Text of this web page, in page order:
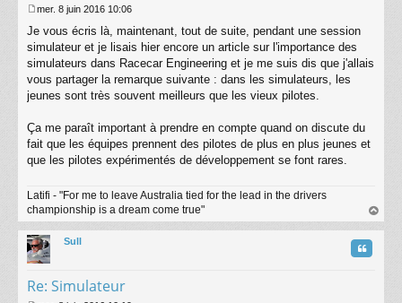
e
s
s
g
e
mer. 8 juin 2016 10:06
Je vous écris là, maintenant, tout de suite, pendant une session
simulateur et je lisais hier encore un article sur l'importance des
simulateurs dans Racecar Engineering et je me suis dis que j'allais
vous partager la remarque suivante : dans les simulateurs, les
jeunes sont très souvent meilleurs que les vieux pilotes.
Ça me paraît important à prendre en compte quand on discute du
fait que les équipes prennent des pilotes de plus en plus jeunes et
que les pilotes expérimentés de développement se font rares.
Latifi - "For me to leave Australia tied for the lead in the drivers
championship is a dream come true"
au
Sull
Re: Simulateur
Citation